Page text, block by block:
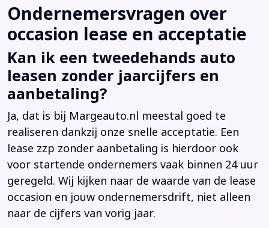
Ondernemersvragen over
occasion lease en acceptatie
Kan ik een tweedehands auto
leasen zonder jaarcijfers en
aanbetaling?
Ja, dat is bij Margeauto.nl meestal goed te
realiseren dankzij onze snelle acceptatie. Een
lease zzp zonder aanbetaling is hierdoor ook
voor startende ondernemers vaak binnen 24 uur
geregeld. Wij kijken naar de waarde van de lease
occasion en jouw ondernemersdrift, niet alleen
naar de cijfers van vorig jaar.